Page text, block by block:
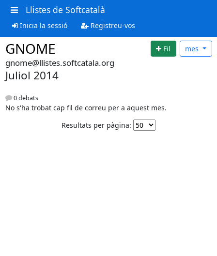
Llistes de Softcatalà
Inicia la sessió Registreu-vos
GNOME Fil mes
gnome@llistes.softcatala.org
Juliol 2014
0 debats
No s'ha trobat cap fil de correu per a aquest mes.
Resultats per pàgina: